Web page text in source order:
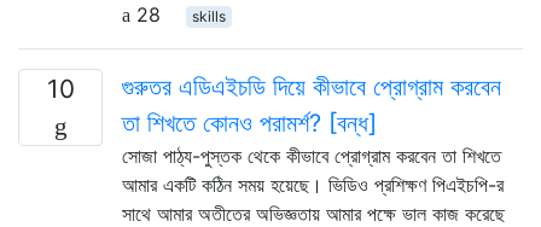
28
skills
10
গুরুতর এডিএইচডি দিয়ে কীভাবে প্রোগ্রাম করবেন
তা শিখতে কোনও পরামর্শ? [বন্ধ]
সোজা পাঠ্য-পুস্তক থেকে কীভাবে প্রোগ্রাম করবেন তা শিখতে
আমার একটি কঠিন সময় হয়েছে। ভিডিও প্রশিক্ষণ পিএইচপি-র
সাথে আমার অতীতের অভিজ্ঞতায় আমার পক্ষে ভাল কাজ করেছে